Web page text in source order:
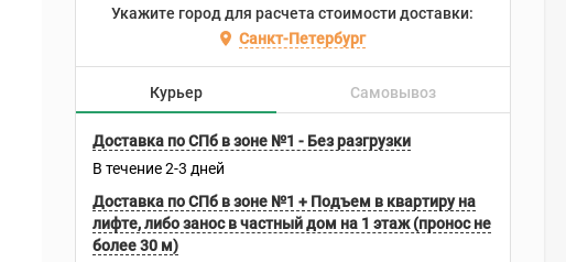
Укажите город для расчета стоимости доставки:
Санкт-Петербург
Курьер Самовывоз
Доставка по СПб в зоне №1 - Без разгрузки
В течение 2-3 дней
Доставка по СПб в зоне №1 + Подъем в квартиру на
лифте, либо занос в частный дом на 1 этаж (пронос не
более 30 м)